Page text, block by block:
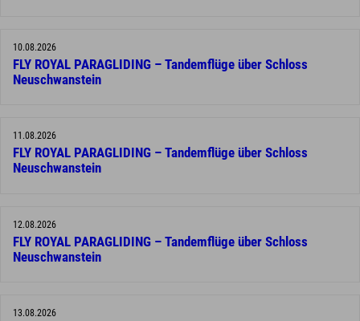
10.08.2026
FLY ROYAL PARAGLIDING – Tandemflüge über Schloss
Neuschwanstein
11.08.2026
FLY ROYAL PARAGLIDING – Tandemflüge über Schloss
Neuschwanstein
12.08.2026
FLY ROYAL PARAGLIDING – Tandemflüge über Schloss
Neuschwanstein
13.08.2026